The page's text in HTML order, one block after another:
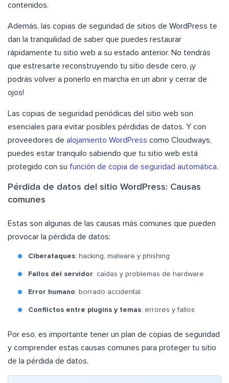
contenidos.
Además, las copias de seguridad de sitios de WordPress te
dan la tranquilidad de saber que puedes restaurar
rápidamente tu sitio web a su estado anterior. No tendrás
que estresarte reconstruyendo tu sitio desde cero, ¡y
podrás volver a ponerlo en marcha en un abrir y cerrar de
ojos!
Las copias de seguridad periódicas del sitio web son
esenciales para evitar posibles pérdidas de datos. Y con
proveedores de alojamiento WordPress como Cloudways,
puedes estar tranquilo sabiendo que tu sitio web está
protegido con su función de copia de seguridad automática.
Pérdida de datos del sitio WordPress: Causas
comunes
Estas son algunas de las causas más comunes que pueden
provocar la pérdida de datos:
Ciberataques: hacking, malware y phishing
Fallos del servidor: caídas y problemas de hardware
Error humano: borrado accidental
Conflictos entre plugins y temas: errores y fallos
Por eso, es importante tener un plan de copias de seguridad
y comprender estas causas comunes para proteger tu sitio
de la pérdida de datos.